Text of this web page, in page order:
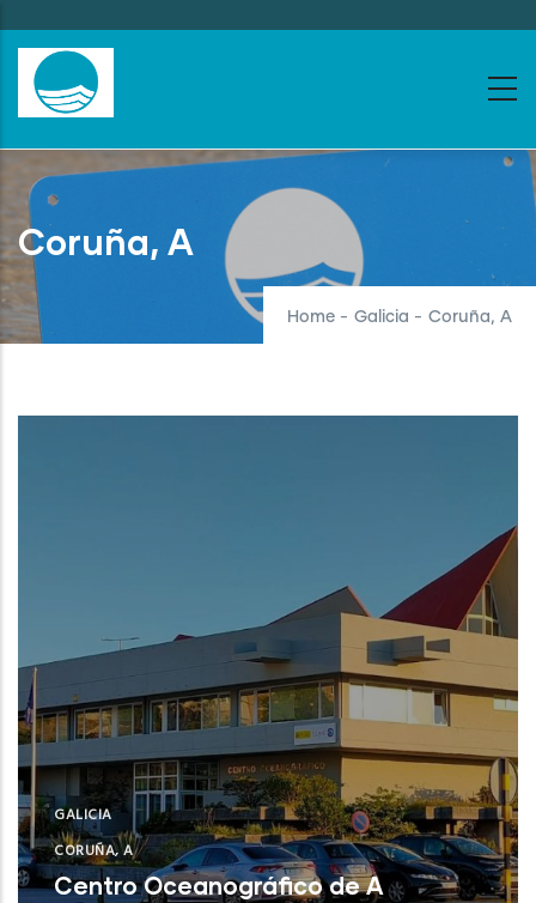
to
main
content
Coruña, A
Home - Galicia - Coruña, A
GALICIA
CORUÑA, A
Centro Oceanográfico de A